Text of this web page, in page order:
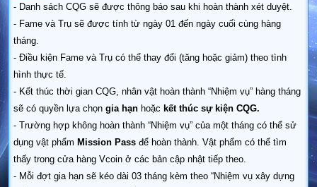
- Danh sách CQG sẽ được thông báo sau khi hoàn thành xét duyệt.
- Fame và Trụ sẽ được tính từ ngày 01 đến ngày cuối cùng hàng
tháng.
- Điều kiện Fame và Trụ có thể thay đổi (tăng hoặc giảm) theo tình
hình thực tế.
- Kết thúc thời gian CQG, nhân vật hoàn thành “Nhiệm vụ” hàng tháng
sẽ có quyền lựa chọn gia hạnhoặc kết thúc sự kiện CQG.
- Trường hợp không hoàn thành “Nhiệm vụ” của một tháng có thể sử
dụng vật phẩm Mission Passđể hoàn thành. Vật phẩm có thể tìm
thấy trong cửa hàng Vcoin ở các bản cập nhật tiếp theo.
- Mỗi đợt gia hạn sẽ kéo dài 03 tháng kèm theo “Nhiệm vụ xây dựng